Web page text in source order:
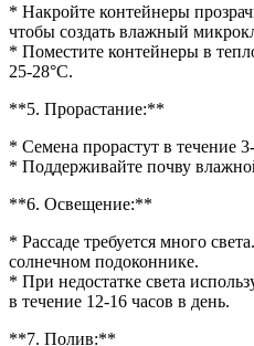
* Накройте контейнеры
чтобы создать влажный
* Поместите контейнеры в
25-28°C.
**5. Прорастание:**
* Семена прорастут в течение
* Поддерживайте почву
**6. Освещение:**
* Рассаде требуется много
солнечном подоконнике.
* При недостатке света
в течение 12-16 часов в день.
**7. Полив:**